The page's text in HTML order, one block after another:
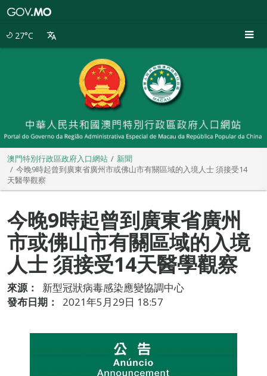
27°C
澳門特別行政區政府入口網站
新聞
今晚9時起曾到廣東省廣州市或佛山市有關區域的入境人士 須接受14
天醫學觀察
今晚9時起曾到廣東省廣州
市或佛山市有關區域的入境
人士 須接受14天醫學觀察
來源：
新型冠狀病毒感染應變協調中心
發布日期：
2021年5月29日 18:57